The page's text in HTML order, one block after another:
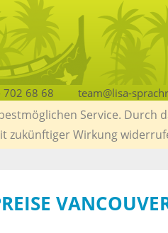
702 68 68 team@lisa-
Service.
zukünftiger Wirkung